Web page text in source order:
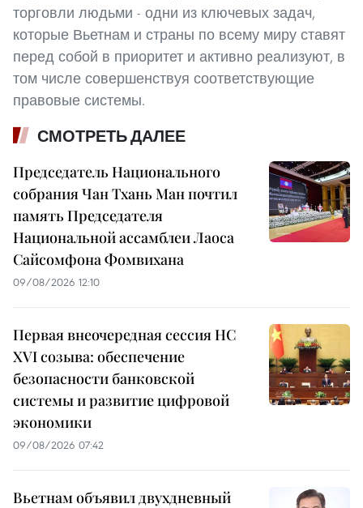
торговли людьми - одни из ключевых задач,
которые Вьетнам и страны по всему миру ставят
перед собой в приоритет и активно реализуют, в
том числе совершенствуя соответствующие
правовые системы.
СМОТРЕТЬ ДАЛЕЕ
Председатель Национального
собрания Чан Тхань Ман почтил
память Председателя
Национальной ассамблеи Лаоса
Сайсомфона Фомвихана
09/08/2026 12:10
Первая внеочередная сессия НС
XVI созыва: обеспечение
безопасности банковской
системы и развитие цифровой
экономики
09/08/2026 07:42
Вьетнам объявил двухдневный